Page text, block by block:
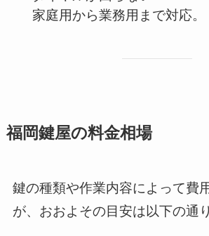
家庭用から業務用まで対応。
福岡鍵屋の料金相場
鍵の種類や作業内容によって費
が、おおよその目安は以下の通